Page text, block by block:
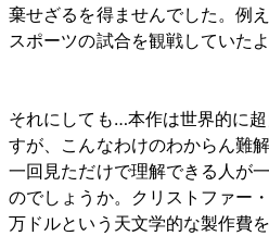
棄せざるを得ませんでした。例
スポーツの試合を観戦していた
それにしても…本作は世界的に
すが、こんなわけのわからん難
一回見ただけで理解できる人が
のでしょうか。クリストファー
万ドルという天文学的な製作費